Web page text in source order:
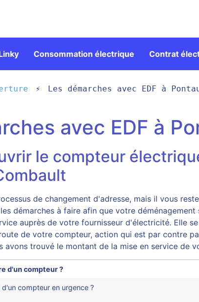
Consommation électrique Contrat
Les démarches avec EDF à
avec EDF à
le compteur
de changement d'adresse, mais il vous
démarches à faire afin que votre
auprès de votre fournisseur d'électricité. Elle
de votre compteur, action qui est par contre
avons trouvé le montant de la mise en service de
d'un compteur ?
compteur en urgence ?